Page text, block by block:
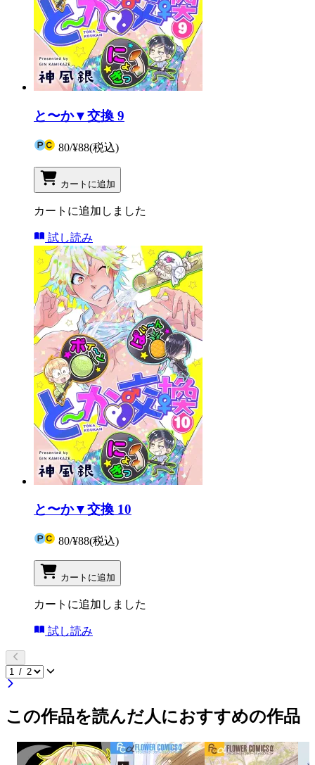
と〜か▼交換 9
80/¥88(税込)
カートに追加
カートに追加しました
試し読み
と〜か▼交換 10
80/¥88(税込)
カートに追加
カートに追加しました
試し読み
この作品を読んだ人におすすめの作品